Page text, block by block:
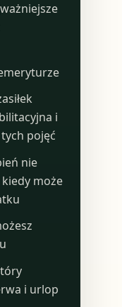
i
tych pojęć
nie
może
i urlop